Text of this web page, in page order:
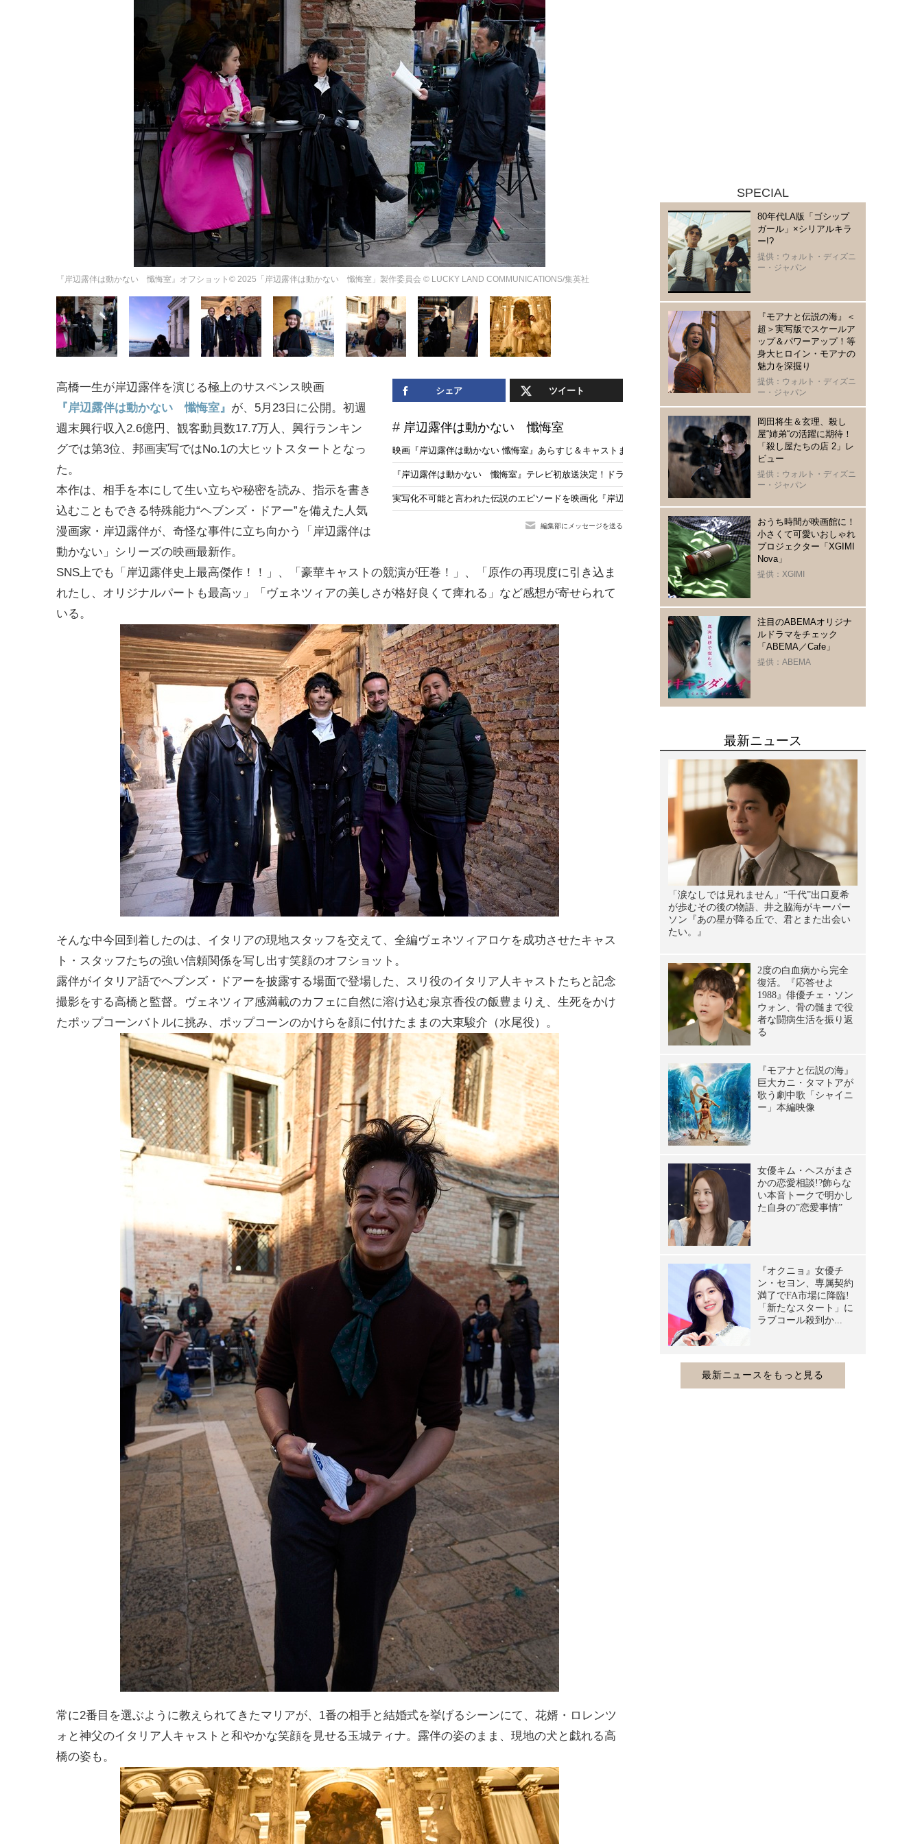
『岸辺露伴は動かない 懺悔室』オフショット© 2025「岸辺露伴は動かない 懺悔室」製作委員会 © LUCKY LAND COMMUNICATIONS/集英社
シェア ツイート
岸辺露伴は動かない 懺悔室
映画『岸辺露伴は動かない 懺悔室』あらすじ＆キャストまとめ【5月3日16時10分から放送】
『岸辺露伴は動かない 懺悔室』テレビ初放送決定！ドラマ「ホットサマー・マーサ」「ジャンケン小僧」「密漁海岸」再放送も
実写化不可能と言われた伝説のエピソードを映画化『岸辺露伴は動かない 懺悔室』9月12日よりPrime Videoで配信開始
編集部にメッセージを送る
高橋一生が岸辺露伴を演じる極上のサスペンス映画
『岸辺露伴は動かない 懺悔室』 が、5月23日に公開。初週
週末興行収入2.6億円、観客動員数17.7万人、興行ランキン
グでは第3位、邦画実写ではNo.1の大ヒットスタートとなっ
た。
本作は、相手を本にして生い立ちや秘密を読み、指示を書き
込むこともできる特殊能力“ヘブンズ・ドアー”を備えた人気
漫画家・岸辺露伴が、奇怪な事件に立ち向かう「岸辺露伴は
動かない」シリーズの映画最新作。
SNS上でも「岸辺露伴史上最高傑作！！」、「豪華キャストの競演が圧巻！」、「原作の再現度に引き込ま
れたし、オリジナルパートも最高ッ」「ヴェネツィアの美しさが格好良くて痺れる」など感想が寄せられて
いる。
そんな中今回到着したのは、イタリアの現地スタッフを交えて、全編ヴェネツィアロケを成功させたキャス
ト・スタッフたちの強い信頼関係を写し出す笑顔のオフショット。
露伴がイタリア語でヘブンズ・ドアーを披露する場面で登場した、スリ役のイタリア人キャストたちと記念
撮影をする高橋と監督。ヴェネツィア感満載のカフェに自然に溶け込む泉京香役の飯豊まりえ、生死をかけ
たポップコーンバトルに挑み、ポップコーンのかけらを顔に付けたままの大東駿介（水尾役）。
常に2番目を選ぶように教えられてきたマリアが、1番の相手と結婚式を挙げるシーンにて、花婿・ロレンツ
ォと神父のイタリア人キャストと和やかな笑顔を見せる玉城ティナ。露伴の姿のまま、現地の犬と戯れる高
橋の姿も。
SPECIAL
80年代LA版「ゴシップ
ガール」×シリアルキラ
ー!?
提供：ウォルト・ディズニ
ー・ジャパン
『モアナと伝説の海』＜
超＞実写版でスケールア
ップ＆パワーアップ！等
身大ヒロイン・モアナの
魅力を深掘り
提供：ウォルト・ディズニ
ー・ジャパン
岡田将生＆玄理、殺し
屋“姉弟“の活躍に期待！
「殺し屋たちの店 2」レ
ビュー
提供：ウォルト・ディズニ
ー・ジャパン
おうち時間が映画館に！
小さくて可愛いおしゃれ
プロジェクター「XGIMI
Nova」
提供：XGIMI
注目のABEMAオリジナ
ルドラマをチェック
「ABEMA／Cafe」
提供：ABEMA